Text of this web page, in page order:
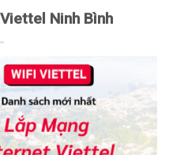
Ninh Bình